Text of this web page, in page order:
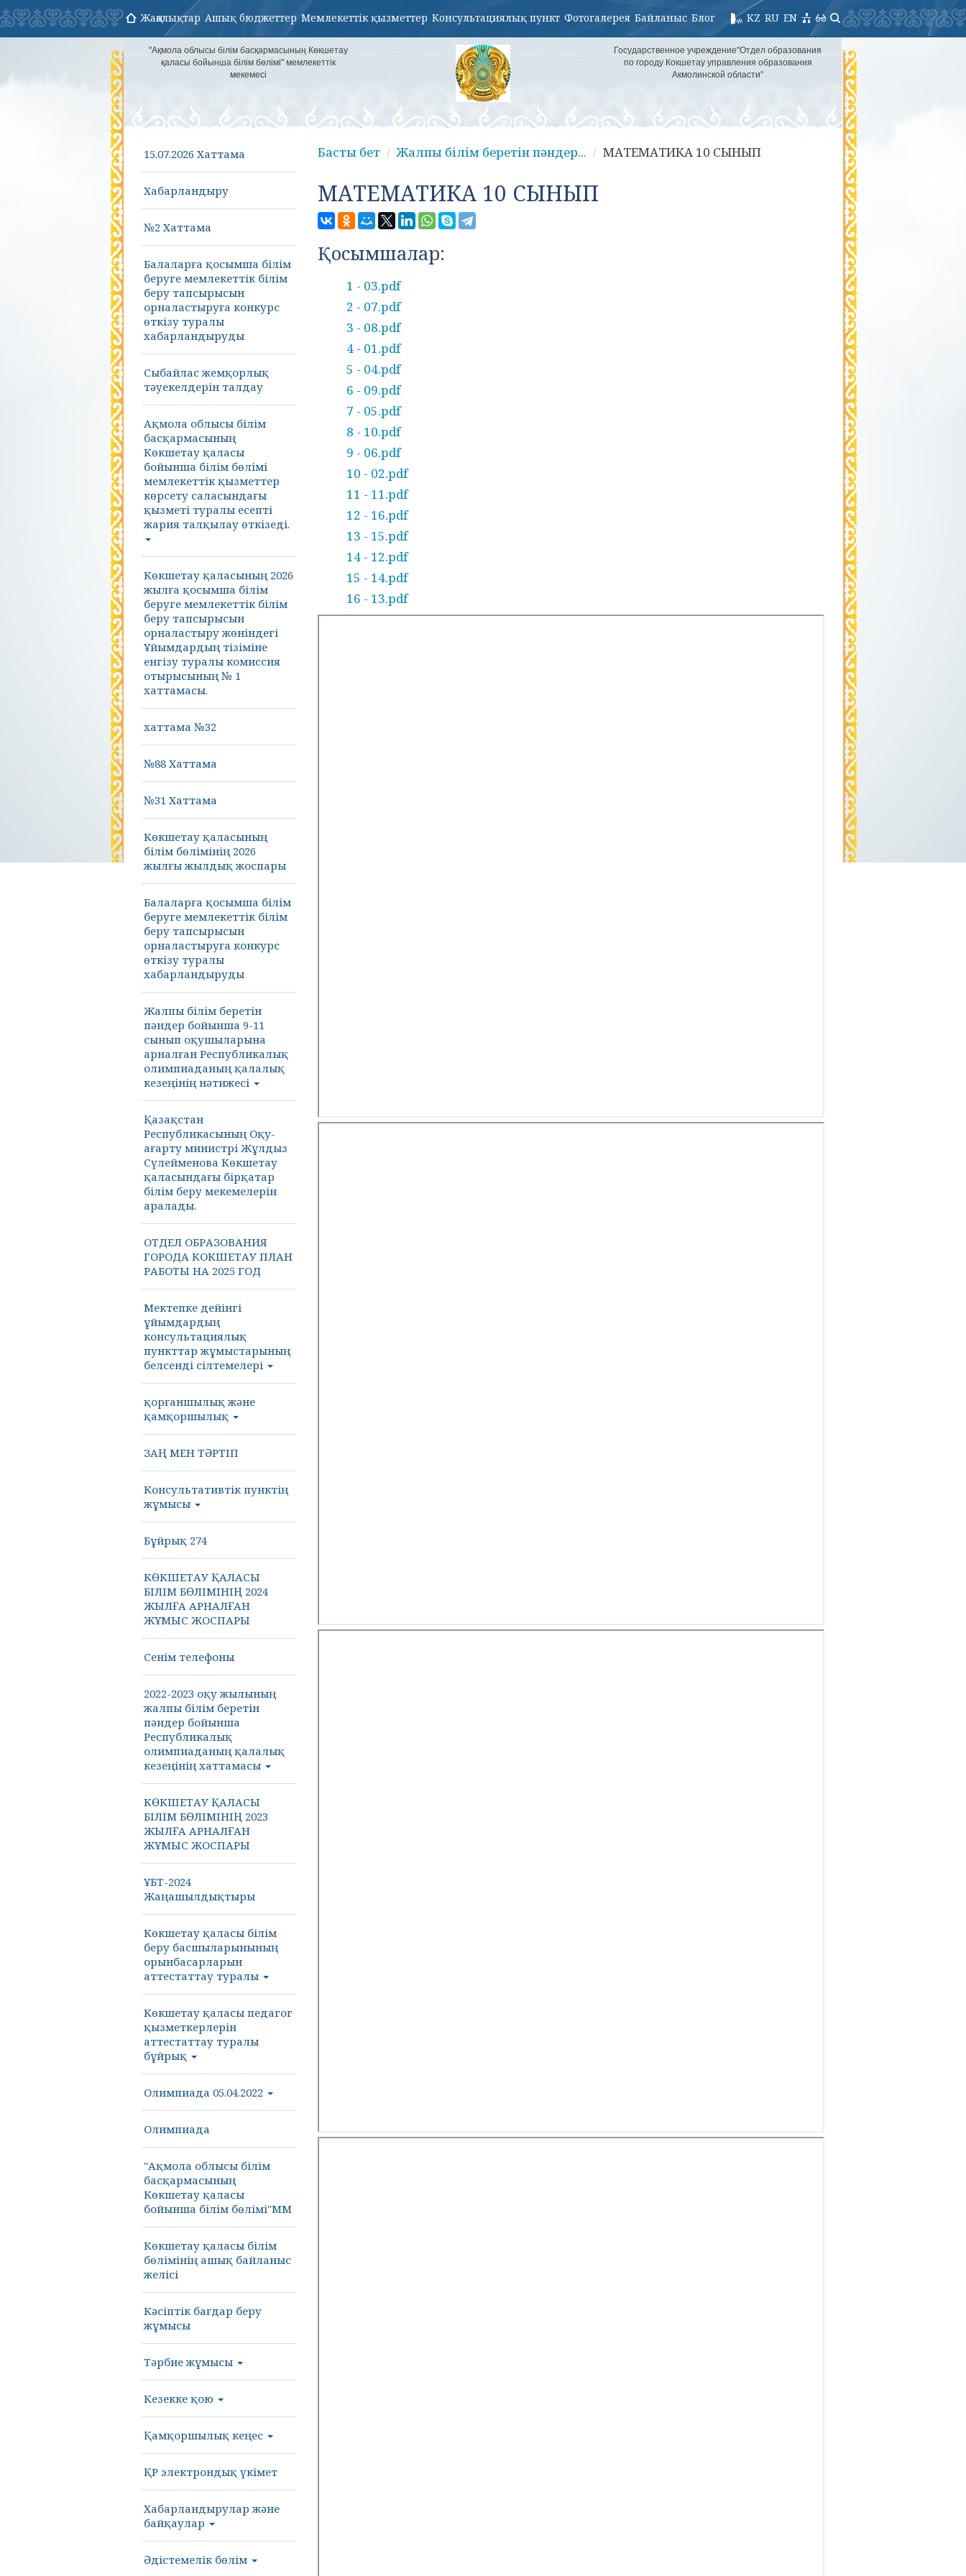
Жаңалықтар Ашық бюджеттер Мемлекеттік қызметтер Консультациялық пункт Фотогалерея Байланыс Блог EN
RU
KZ
"Ақмола облысы білім басқармасының Көкшетау
қаласы бойынша білім бөлімі" мемлекеттік
мекемесі
Государственное учреждение"Отдел образования
по городу Кокшетау управления образования
Акмолинской области"
15.07.2026 Хаттама
Хабарландыру
№2 Хаттама
Балаларға қосымша білім
беруге мемлекеттік білім
беру тапсырысын
орналастыруға конкурс
өткізу туралы
хабарландыруды
Сыбайлас жемқорлық
тәуекелдерін талдау
Ақмола облысы білім
басқармасының
Көкшетау қаласы
бойынша білім бөлімі
мемлекеттік қызметтер
көрсету саласындағы
қызметі туралы есепті
жария талқылау өткізеді.
Көкшетау қаласының 2026
жылға қосымша білім
беруге мемлекеттік білім
беру тапсырысын
орналастыру жөніндегі
Ұйымдардың тізіміне
енгізу туралы комиссия
отырысының № 1
хаттамасы.
хаттама №32
№88 Хаттама
№31 Хаттама
Көкшетау қаласының
білім бөлімінің 2026
жылғы жылдық жоспары
Балаларға қосымша білім
беруге мемлекеттік білім
беру тапсырысын
орналастыруға конкурс
өткізу туралы
хабарландыруды
Жалпы білім беретін
пәндер бойынша 9-11
сынып оқушыларына
арналған Республикалық
олимпиаданың қалалық
кезеңінің нәтижесі
Қазақстан
Республикасының Оқу-
ағарту министрі Жұлдыз
Сүлейменова Көкшетау
қаласындағы бірқатар
білім беру мекемелерін
аралады.
ОТДЕЛ ОБРАЗОВАНИЯ
ГОРОДА КОКШЕТАУ ПЛАН
РАБОТЫ НА 2025 ГОД
Мектепке дейінгі
ұйымдардың
консультациялық
пункттар жұмыстарының
белсенді сілтемелері
қорғаншылық және
қамқоршылық
ЗАҢ МЕН ТӘРТІП
Консультативтік пунктің
жұмысы
Бұйрық 274
КӨКШЕТАУ ҚАЛАСЫ
БІЛІМ БӨЛІМІНІҢ 2024
ЖЫЛҒА АРНАЛҒАН
ЖҰМЫС ЖОСПАРЫ
Сенім телефоны
2022-2023 оқу жылының
жалпы білім беретін
пәндер бойынша
Республикалық
олимпиаданың қалалық
кезеңінің хаттамасы
КӨКШЕТАУ ҚАЛАСЫ
БІЛІМ БӨЛІМІНІҢ 2023
ЖЫЛҒА АРНАЛҒАН
ЖҰМЫС ЖОСПАРЫ
ҰБТ-2024
Жаңашылдықтыры
Көкшетау қаласы білім
беру басшыларынының
орынбасарларын
аттестаттау туралы
Көкшетау қаласы педагог
қызметкерлерін
аттестаттау туралы
бұйрық
Олимпиада 05.04.2022
Олимпиада
"Ақмола облысы білім
басқармасының
Көкшетау қаласы
бойынша білім бөлімі"ММ
Көкшетау қаласы білім
бөлімінің ашық байланыс
желісі
Кәсіптік бағдар беру
жұмысы
Тәрбие жұмысы
Кезекке қою
Қамқоршылық кеңес
ҚР электрондық үкімет
Хабарландырулар және
байқаулар
Әдістемелік бөлім
Басты бет Жалпы білім беретін пәндер... МАТЕМАТИКА 10 СЫНЫП
МАТЕМАТИКА 10 СЫНЫП
Қосымшалар:
1 - 03.pdf
2 - 07.pdf
3 - 08.pdf
4 - 01.pdf
5 - 04.pdf
6 - 09.pdf
7 - 05.pdf
8 - 10.pdf
9 - 06.pdf
10 - 02.pdf
11 - 11.pdf
12 - 16.pdf
13 - 15.pdf
14 - 12.pdf
15 - 14.pdf
16 - 13.pdf